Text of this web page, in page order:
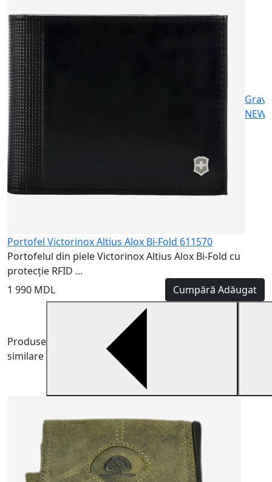
NEW
Portofel Victorinox Altius Alox Bi-Fold 611570
Portofelul din piele Victorinox Altius Alox Bi-Fold cu
protecție RFID ...
1 990 MDL
Cumpără Adăugat
Produse
similare